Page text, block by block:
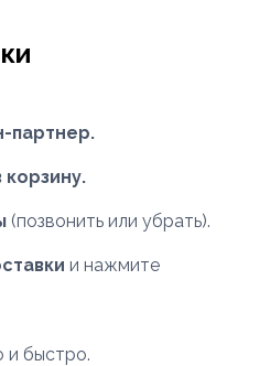
партнер.
(позвонить или убрать).
и нажмите
и быстро.